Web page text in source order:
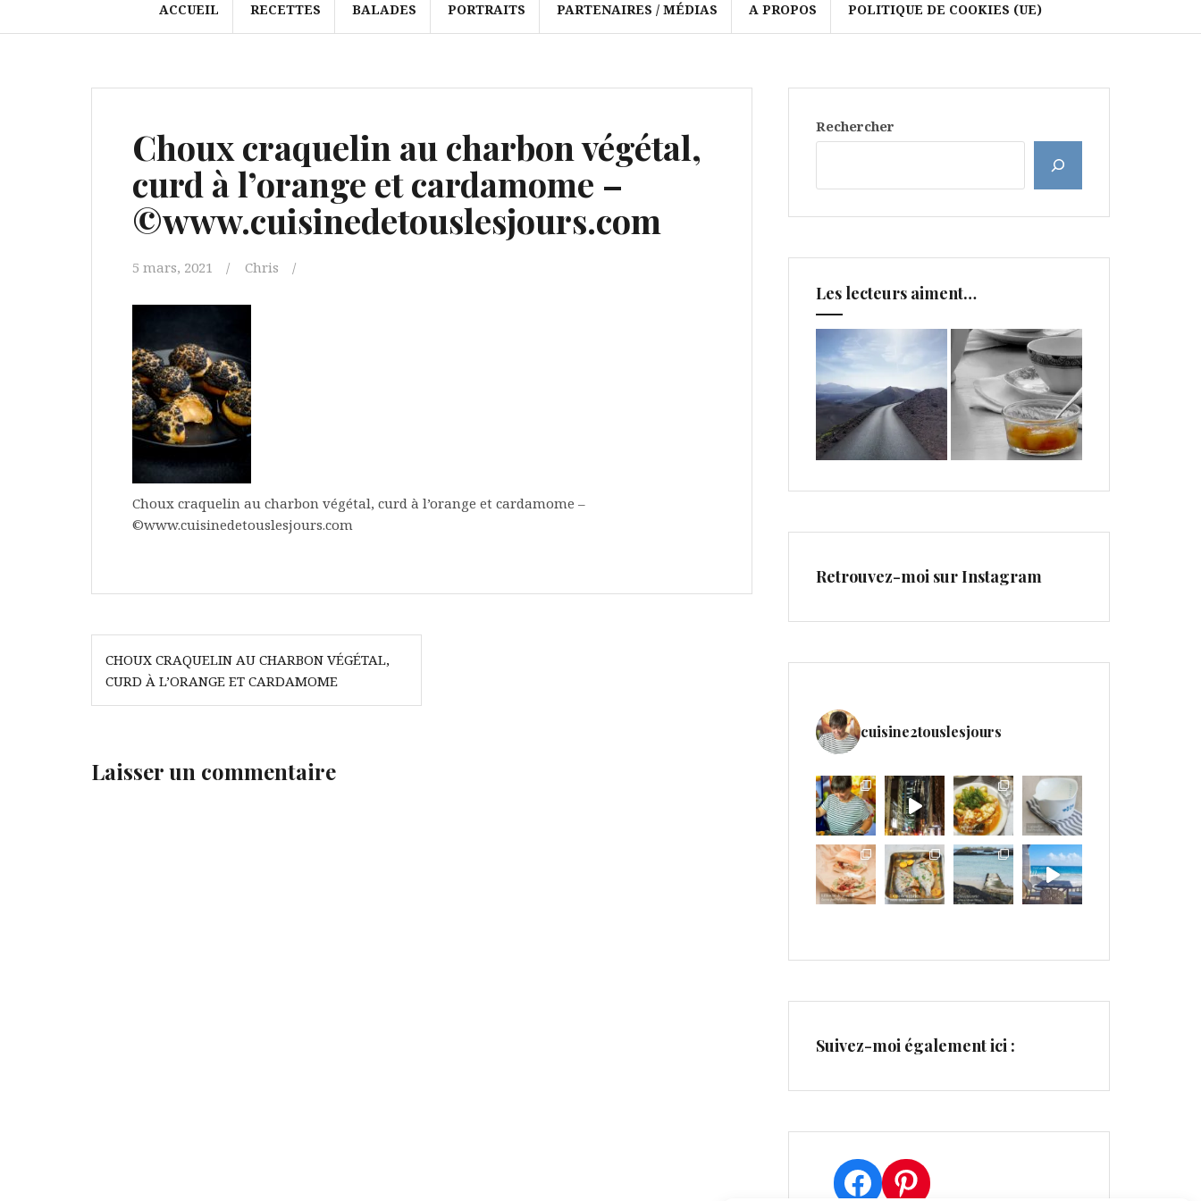
ACCUEIL RECETTES BALADES PORTRAITS PARTENAIRES / MÉDIAS A PROPOS POLITIQUE DE COOKIES (UE)
Choux craquelin au charbon végétal,
curd à l’orange et cardamome –
©www.cuisinedetouslesjours.com
5 mars, 2021 Chris
Choux craquelin au charbon végétal, curd à l’orange et cardamome –
©www.cuisinedetouslesjours.com
Navigation
de
l’article
CHOUX CRAQUELIN AU CHARBON VÉGÉTAL,
CURD À L’ORANGE ET CARDAMOME
Laisser un commentaire
Rechercher
Les lecteurs aiment…
Retrouvez-moi sur Instagram
cuisine2touslesjours
Suivez-moi également ici :
Facebook
Pinterest